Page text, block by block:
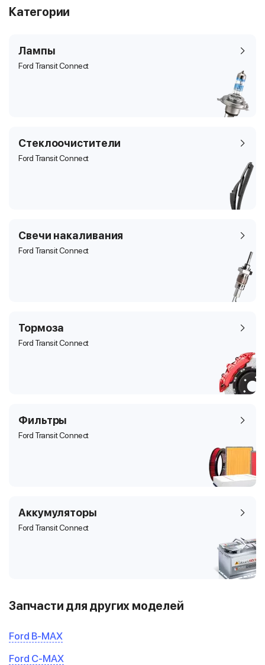
Категории
Лампы
Ford Transit Connect
Стеклоочистители
Ford Transit Connect
Свечи накаливания
Ford Transit Connect
Тормоза
Ford Transit Connect
Фильтры
Ford Transit Connect
Аккумуляторы
Ford Transit Connect
Запчасти для других моделей
Ford B-MAX
Ford C-MAX